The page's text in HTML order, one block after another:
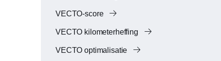
VECTO-score
VECTO kilometerheffing
VECTO optimalisatie